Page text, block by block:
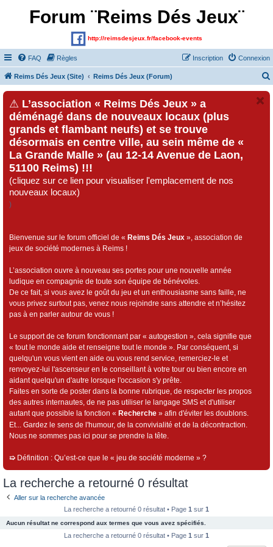
Forum ¨Reims Dés Jeux¨
http://reimsdesjeux.fr/facebook-events
FAQ Règles Connexion
Inscription
Reims Dés Jeux (Site) Reims Dés Jeux (Forum)
⚠ L’association « Reims Dés Jeux » a
déménagé dans de nouveaux locaux (plus
grands et flambant neufs) et se trouve
désormais en centre ville, au sein même de «
La Grande Malle » (au 12-14 Avenue de Laon,
51100 Reims) !!!
(cliquez sur ce lien pour visualiser l'emplacement de nos
nouveaux locaux)
)
Bienvenue sur le forum officiel de « Reims Dés Jeux », association de
jeux de société modernes à Reims !
L’association ouvre à nouveau ses portes pour une nouvelle année
ludique en compagnie de toute son équipe de bénévoles.
De ce fait, si vous avez le goût du jeu et un enthousiasme sans faille, ne
vous privez surtout pas, venez nous rejoindre sans attendre et n’hésitez
pas à en parler autour de vous !
Le support de ce forum fonctionnant par « autogestion », cela signifie que
« tout le monde aide et renseigne tout le monde ». Par conséquent, si
quelqu'un vous vient en aide ou vous rend service, remerciez-le et
renvoyez-lui l'ascenseur en le conseillant à votre tour ou bien encore en
aidant quelqu'un d'autre lorsque l'occasion s'y prête.
Faites en sorte de poster dans la bonne rubrique, de respecter les propos
des autres internautes, de ne pas utiliser le langage SMS et d'utiliser
autant que possible la fonction « Recherche » afin d'éviter les doublons.
Et... Gardez le sens de l'humour, de la convivialité et de la décontraction.
Nous ne sommes pas ici pour se prendre la tête.
➯ Définition : Qu’est-ce que le « jeu de société moderne » ?
La recherche a retourné 0 résultat
Aller sur la recherche avancée
La recherche a retourné 0 résultat • Page 1 sur 1
Aucun résultat ne correspond aux termes que vous avez spécifiés.
La recherche a retourné 0 résultat • Page 1 sur 1